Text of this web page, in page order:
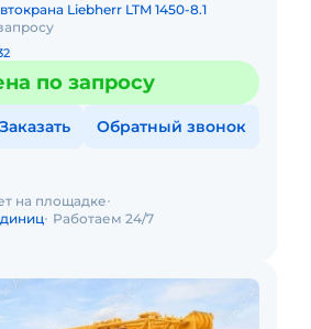
Liebherr LTM 1450-8.1
по запросу
Заказать Обратный звонок
на площадке
Работаем 24/7